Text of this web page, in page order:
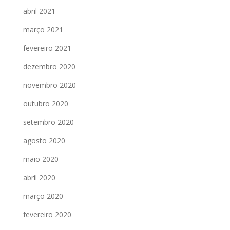
abril 2021
março 2021
fevereiro 2021
dezembro 2020
novembro 2020
outubro 2020
setembro 2020
agosto 2020
maio 2020
abril 2020
março 2020
fevereiro 2020